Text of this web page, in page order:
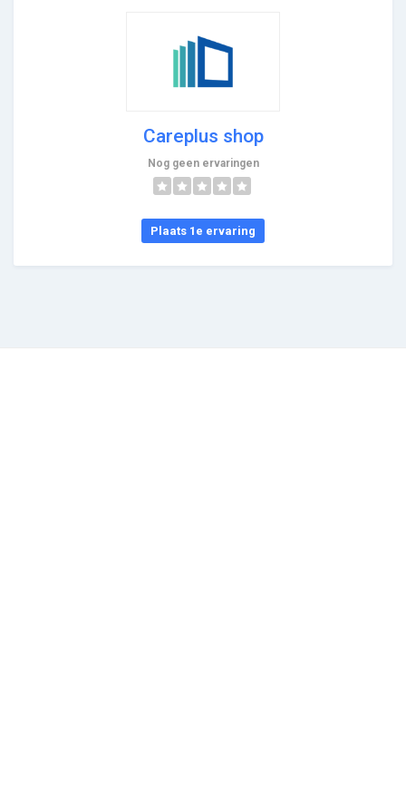
Careplus shop
Nog geen ervaringen
Plaats 1e ervaring